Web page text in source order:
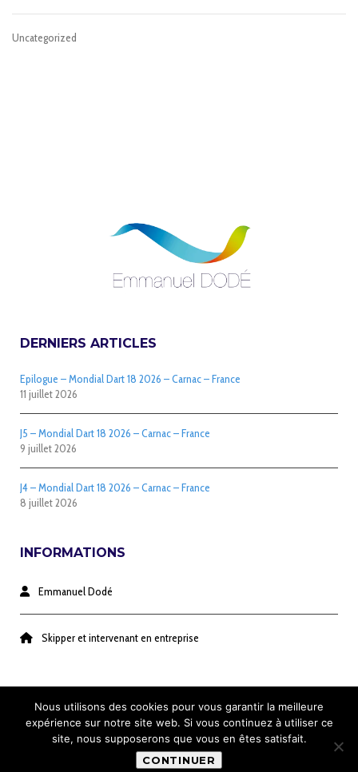
Uncategorized
DERNIERS ARTICLES
Epilogue – Mondial Dart 18 2026 – Carnac – France
11 juillet 2026
J5 – Mondial Dart 18 2026 – Carnac – France
9 juillet 2026
J4 – Mondial Dart 18 2026 – Carnac – France
8 juillet 2026
INFORMATIONS
Emmanuel Dodé
Skipper et intervenant en entreprise
©2024 EMMANUEL DODÉ - TOUS DROITS RÉSERVÉS -
Nous utilisons des cookies pour vous garantir la meilleure
expérience sur notre site web. Si vous continuez à utiliser ce
site, nous supposerons que vous en êtes satisfait.
CONTINUER